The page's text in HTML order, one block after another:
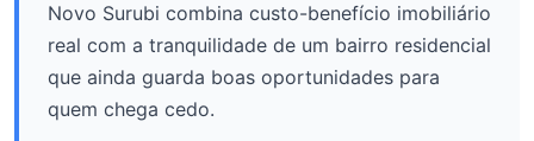
Novo Surubi combina custo-benefício imobiliário
real com a tranquilidade de um bairro residencial
que ainda guarda boas oportunidades para
quem chega cedo.